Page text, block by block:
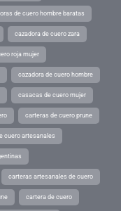
de cuero hombre baratas
cazadora de cuero zara
roja mujer
cazadora de cuero hombre
casacas de cuero mujer
carteras de cuero prune
cuero artesanales
carteras artesanales de cuero
cartera de cuero